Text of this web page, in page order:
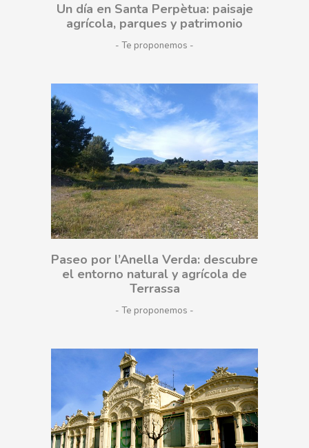
Un día en Santa Perpètua: paisaje
agrícola, parques y patrimonio
- Te proponemos
Paseo por l’Anella Verda: descubre
el entorno natural y agrícola de
Terrassa
- Te proponemos